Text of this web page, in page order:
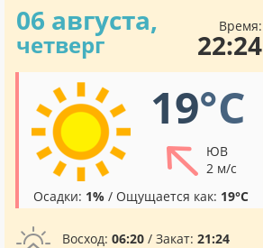
06 августа,
четверг
Время:
22:24
19°C
ЮВ
2 м/с
Осадки: 1% / Ощущается как: 19°C
Восход: 06:20 / Закат: 21:24